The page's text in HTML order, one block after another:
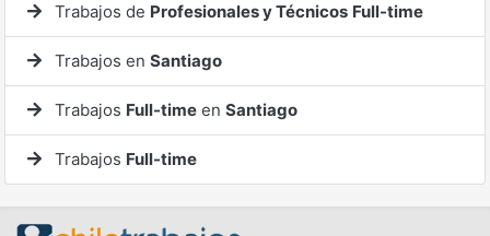
Trabajos de Profesionales y Técnicos Full-time
Trabajos en Santiago
Trabajos Full-time en Santiago
Trabajos Full-time